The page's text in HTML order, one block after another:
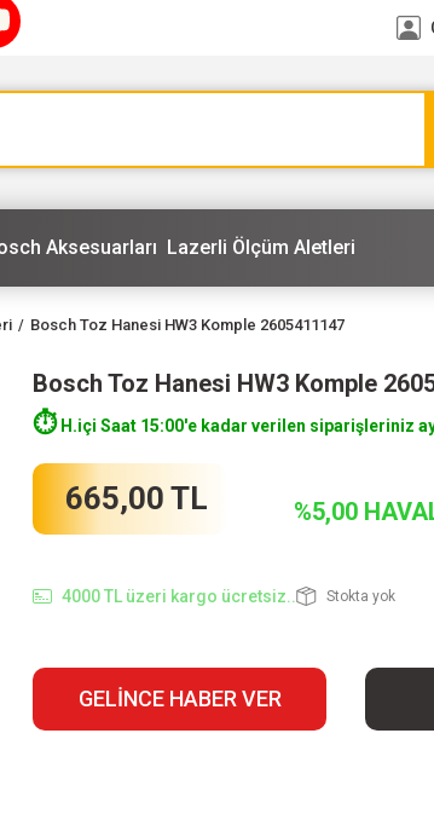
Aksesuarları Lazerli Ölçüm Aletleri
Bosch Toz Hanesi HW3 Komple 2605411147
Bosch Toz Hanesi HW3 Komple
⏱️H.içi Saat 15:00'e kadar verilen siparişleriniz
665,00 TL %5,00
4000 TL üzeri kargo ücretsiz.. Stokta yok
GELINCE HABER VER